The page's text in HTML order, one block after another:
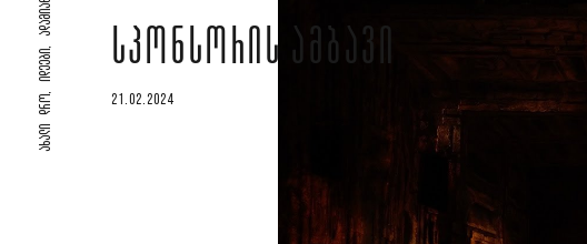
ᲐᲮᲐᲚᲘ ᲓᲠᲝ, ᲘᲓᲔᲔᲑᲘ, ᲐᲓᲐᲛᲘᲐᲜᲔᲑᲘ. ᲡᲞᲝᲜᲡᲝᲠᲘᲡ ᲐᲛᲑᲐᲕᲘ
21.02.2024